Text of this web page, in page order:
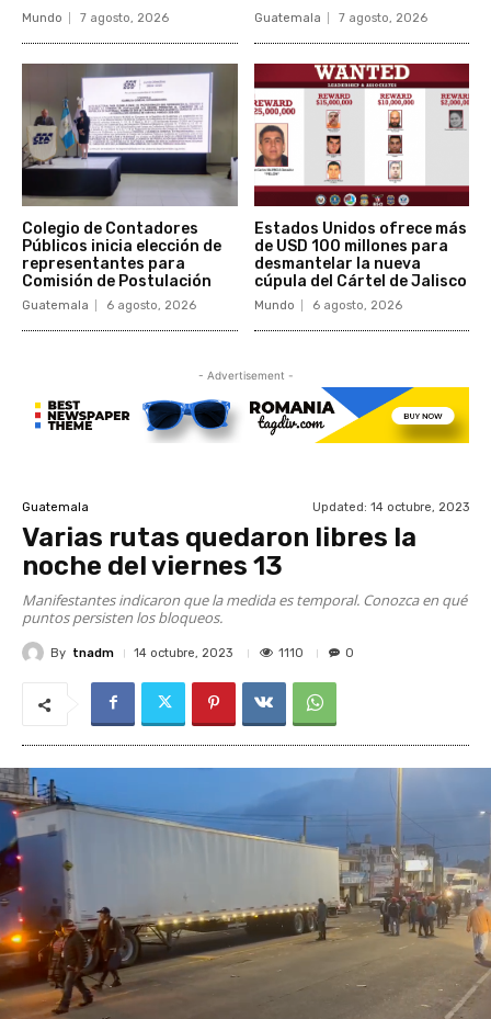
Mundo 7 agosto, 2026 Guatemala 7 agosto, 2026
Colegio de Contadores
Públicos inicia elección de
representantes para
Comisión de Postulación
Guatemala 6 agosto, 2026
Estados Unidos ofrece más
de USD 100 millones para
desmantelar la nueva
cúpula del Cártel de Jalisco
Mundo 6 agosto, 2026
- Advertisement -